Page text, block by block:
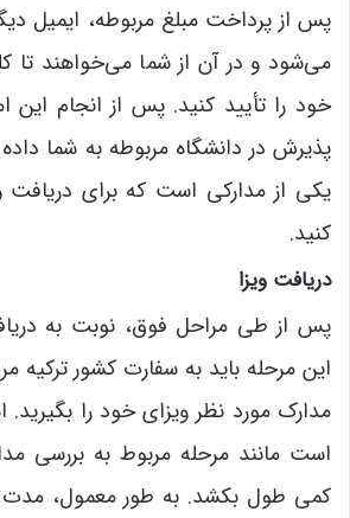
پس از پرداخت مبلغ مربوطه، ایمیل
می‌شود و در آن از شما می‌خواهند تا
خود را تأیید کنید. پس از انجام این
پذیرش در دانشگاه مربوطه به شما
یکی از مدارکی است که برای دریافت
کنید.
دریافت ویزا
پس از طی مراحل فوق‌، نوبت به
این مرحله باید به سفارت کشور ترکیه
مدارک مورد نظر ویزای خود را بگیرید.
است مانند مرحله مربوط به بررسی
کمی طول بکشد. به طور معمول، مدت